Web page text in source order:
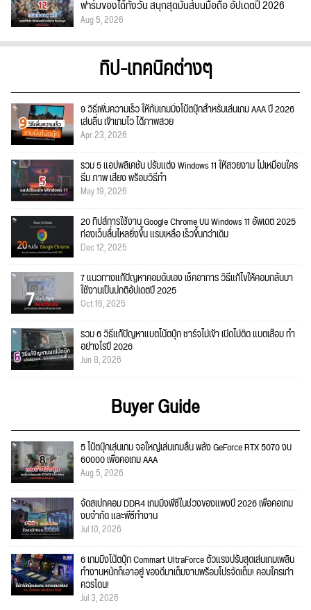
ฟาร์มของได้ทั้งวัน สนุกสุดมันส์บนมือถือ อัปเดตปี 2026
Aug 5, 2026
ทิป-เทคนิคต่างๆ
9 วิธีเพิ่มความเร็ว ให้กับเกมมิ่งโน้ตบุ๊กสำหรับเล่นเกม AAA ปี 2026
เล่นลื่น เข้าเกมไว ได้ภาพสวย
Apr 23, 2026
รวม 5 แอปพลิเคชัน ปรับแต่ง Windows 11 ให้สวยงาม ไม่เหมือนใคร
ธีม ภาพ เสียง พร้อมวิธีทำ
May 19, 2026
20 ทิปส์การใช้งาน Google Chrome บน Windows 11 อัพเดต 2025
ท่องเว็บลื่นไหลยิ่งขึ้น แรมเหลือ เร็วขึ้นกว่าเดิม
Dec 12, 2025
7 แนวทางแก้ปัญหาคอมดับเอง เช็คอาการ วิธีแก้ไขให้คอมกลับมา
ใช้งานเป็นปกติอัปเดตปี 2025
Oct 16, 2025
รวม 6 วิธีแก้ปัญหาแบตโน้ตบุ๊ก ชาร์จไม่เข้า เปิดไม่ติด แบตเสื่อม ทำ
อย่างไรปี 2026
Jun 8, 2026
Buyer Guide
5 โน้ตบุ๊กเล่นเกม จอใหญ่เล่นเกมลื่น พลัง GeForce RTX 5070 งบ
60000 เพื่อคอเกม AAA
Aug 5, 2026
จัดสเปกคอม DDR4 เกมมิ่งพีซีในช่วงของแพงปี 2026 เพื่อคอเกม
งบจำกัด และพีซีทำงาน
Jul 10, 2026
6 เกมมิ่งโน้ตบุ๊ก Commart UltraForce ตัวแรงปรับสุดเล่นเกมเพลิน
ทำงานหนักก็เอาอยู่ ของดีมาเต็มงานพร้อมโปรจัดเต็ม! คอมใครเก่า
ควรโดน!
Jul 3, 2026